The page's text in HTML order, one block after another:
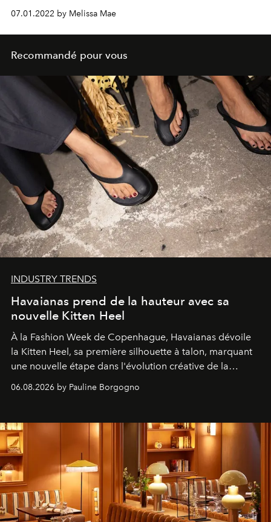
la communauté du livre, une critique à la fois.
07.01.2022 by Melissa Mae
Recommandé pour vous
INDUSTRY TRENDS
Havaianas prend de la hauteur avec sa
nouvelle Kitten Heel
À la Fashion Week de Copenhague, Havaianas dévoile
la Kitten Heel, sa première silhouette à talon, marquant
une nouvelle étape dans l'évolution créative de la
06.08.2026 by Pauline Borgogno